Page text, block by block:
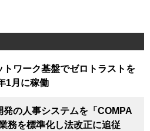
ワーク基盤でゼロトラストを
1月に稼働
発の人事システムを「COMPA
務を標準化し法改正に追従